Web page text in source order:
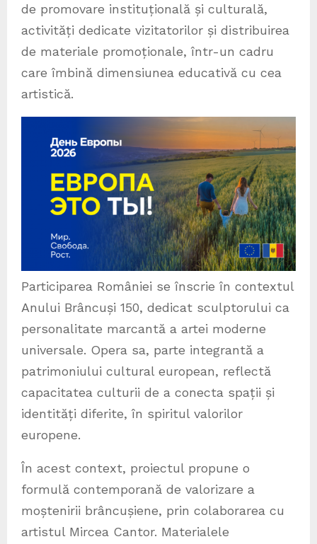
de promovare instituțională și culturală,
activități dedicate vizitatorilor și distribuirea
de materiale promoționale, într-un cadru
care îmbină dimensiunea educativă cu cea
artistică.
Participarea României se înscrie în contextul
Anului Brâncuși 150, dedicat sculptorului ca
personalitate marcantă a artei moderne
universale. Opera sa, parte integrantă a
patrimoniului cultural european, reflectă
capacitatea culturii de a conecta spații și
identități diferite, în spiritul valorilor
europene.
În acest context, proiectul propune o
formulă contemporană de valorizare a
moștenirii brâncușiene, prin colaborarea cu
artistul Mircea Cantor. Materialele